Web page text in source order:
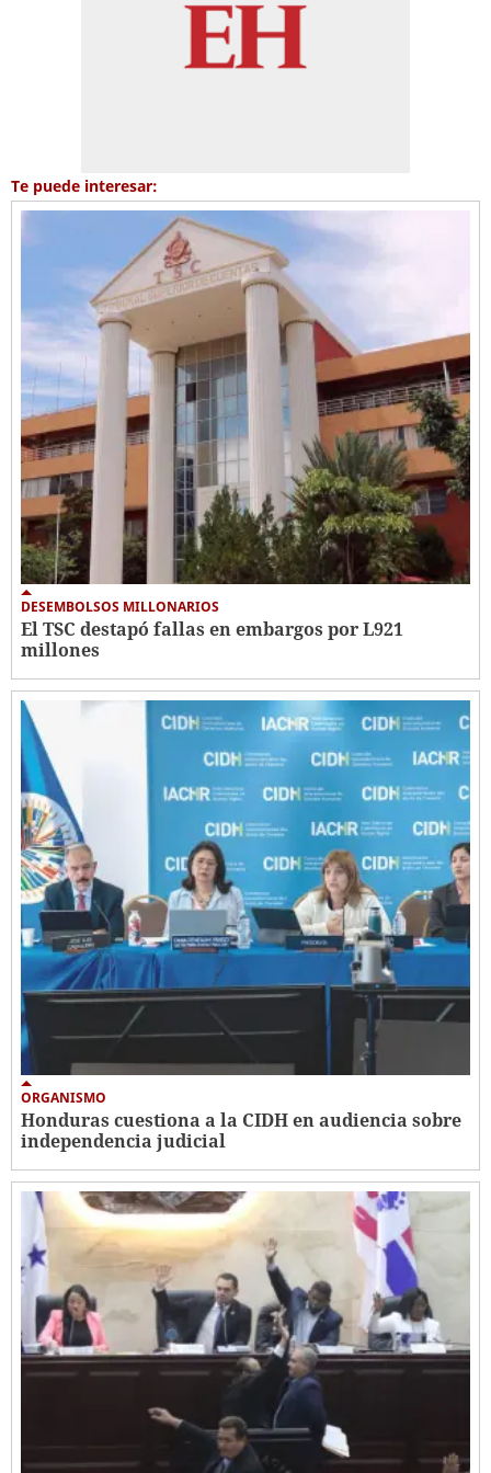
Te puede interesar:
DESEMBOLSOS MILLONARIOS
El TSC destapó fallas en embargos por L921
millones
ORGANISMO
Honduras cuestiona a la CIDH en audiencia sobre
independencia judicial